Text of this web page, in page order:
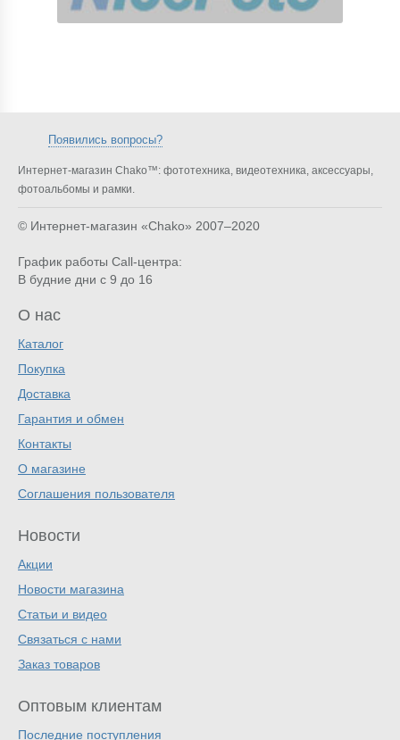
Появились вопросы?
Интернет-магазин Chako™: фототехника, видеотехника, аксессуары,
фотоальбомы и рамки.
© Интернет-магазин «Chako» 2007–2020
График работы Call-центра:
В будние дни с 9 до 16
О нас
Каталог
Покупка
Доставка
Гарантия и обмен
Контакты
О магазине
Соглашения пользователя
Новости
Акции
Новости магазина
Статьи и видео
Связаться с нами
Заказ товаров
Оптовым клиентам
Последние поступления